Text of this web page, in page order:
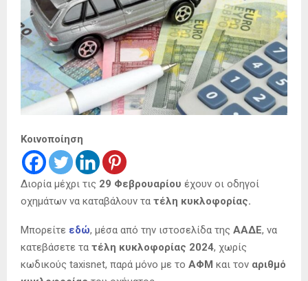
Κοινοποίηση
Διορία μέχρι τις 29 Φεβρουαρίου έχουν οι οδηγοί
οχημάτων να καταβάλουν τα τέλη κυκλοφορίας.
Μπορείτε εδώ, μέσα από την ιστοσελίδα της ΑΑΔΕ, να
κατεβάσετε τα τέλη κυκλοφορίας 2024, χωρίς
κωδικούς taxisnet, παρά μόνο με το ΑΦΜ και τον αριθμό